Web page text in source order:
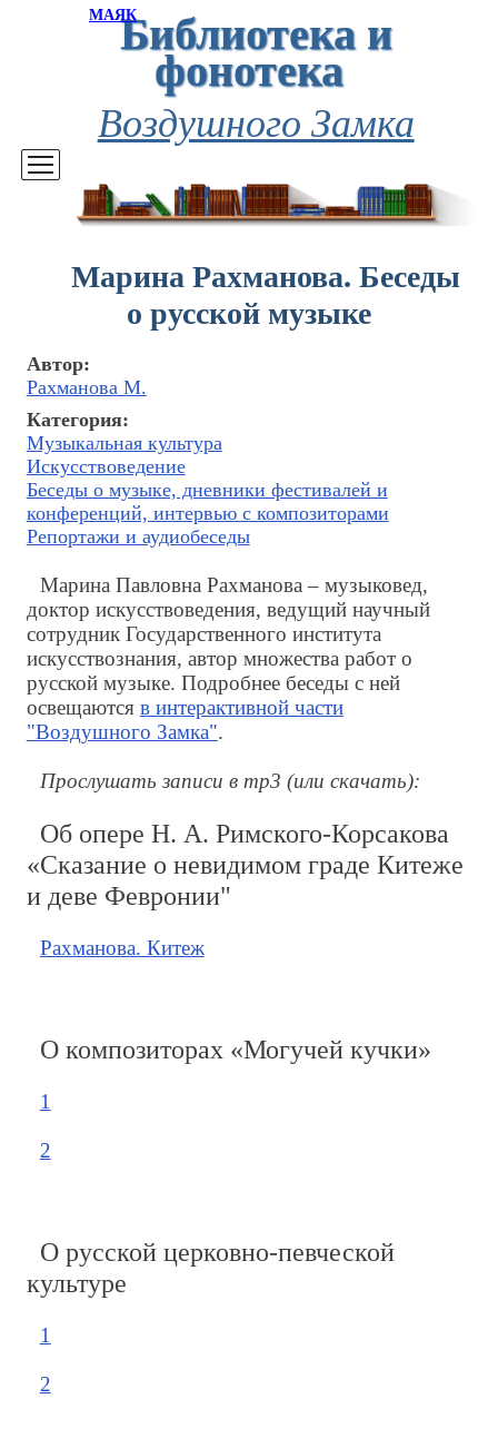
МАЯКБиблиотека и
фонотека
Воздушного Замка
Марина Рахманова. Беседы
о русской музыке
Автор:
Рахманова М.
Категория:
Музыкальная культура
Искусствоведение
Беседы о музыке, дневники фестивалей и
конференций, интервью с композиторами
Репортажи и аудиобеседы
Марина Павловна Рахманова – музыковед,
доктор искусствоведения, ведущий научный
сотрудник Государственного института
искусствознания, автор множества работ о
русской музыке. Подробнее беседы с ней
освещаются в интерактивной части
"Воздушного Замка".
Прослушать записи в mp3 (или скачать):
Об опере Н. А. Римского-Корсакова
«Сказание о невидимом граде Китеже
и деве Февронии"
Рахманова. Китеж
О композиторах «Могучей кучки»
1
2
О русской церковно-певческой
культуре
1
2